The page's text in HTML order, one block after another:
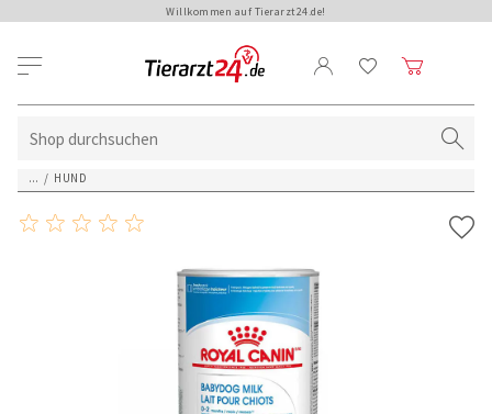
Willkommen auf Tierarzt24.de!
... / HUND